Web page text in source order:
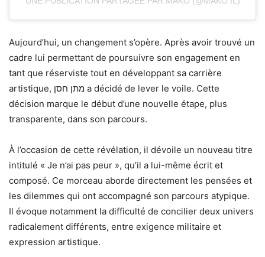
Aujourd’hui, un changement s’opère. Après avoir trouvé un
cadre lui permettant de poursuivre son engagement en
tant que réserviste tout en développant sa carrière
artistique, מתן חסן a décidé de lever le voile. Cette
décision marque le début d’une nouvelle étape, plus
transparente, dans son parcours.
À l’occasion de cette révélation, il dévoile un nouveau titre
intitulé « Je n’ai pas peur », qu’il a lui-même écrit et
composé. Ce morceau aborde directement les pensées et
les dilemmes qui ont accompagné son parcours atypique.
Il évoque notamment la difficulté de concilier deux univers
radicalement différents, entre exigence militaire et
expression artistique.